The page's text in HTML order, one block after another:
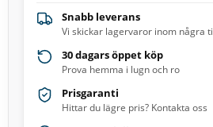
Snabb leverans
Vi skickar lagervaror inom några
30 dagars öppet köp
Prova hemma i lugn och ro
Prisgaranti
Hittar du lägre pris? Kontakta oss